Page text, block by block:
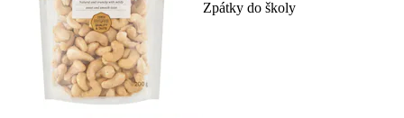
Zpátky do školy